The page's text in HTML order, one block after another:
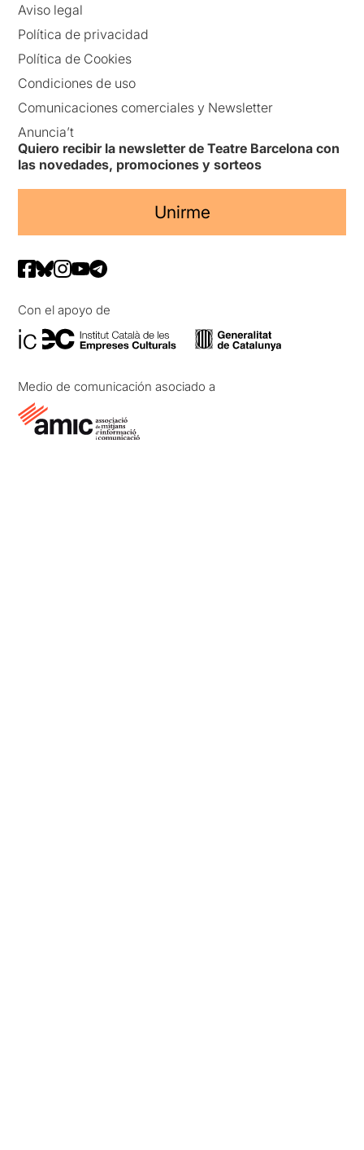
Aviso legal
Política de privacidad
Política de Cookies
Condiciones de uso
Comunicaciones comerciales y Newsletter
Anuncia’t
Quiero recibir la newsletter de Teatre Barcelona con
las novedades, promociones y sorteos
Unirme
Con el apoyo de
Medio de comunicación asociado a